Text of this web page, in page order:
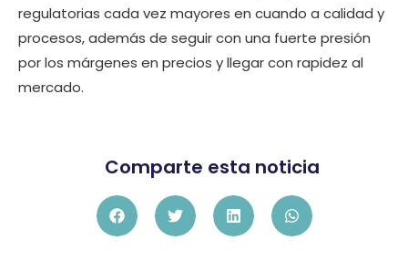
regulatorias cada vez mayores en cuando a calidad y
procesos, además de seguir con una fuerte presión
por los márgenes en precios y llegar con rapidez al
mercado.
Comparte esta noticia